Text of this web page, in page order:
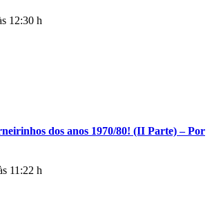
12:30 h
dos anos 1970/80! (II Parte) – Por
11:22 h